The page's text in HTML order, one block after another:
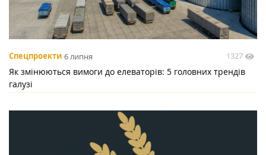
Спецпроекти 6 липня 1327
Як змінюються вимоги до елеваторів: 5 головних трендів
галузі